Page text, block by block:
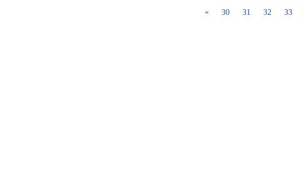
« 30 31 32 33